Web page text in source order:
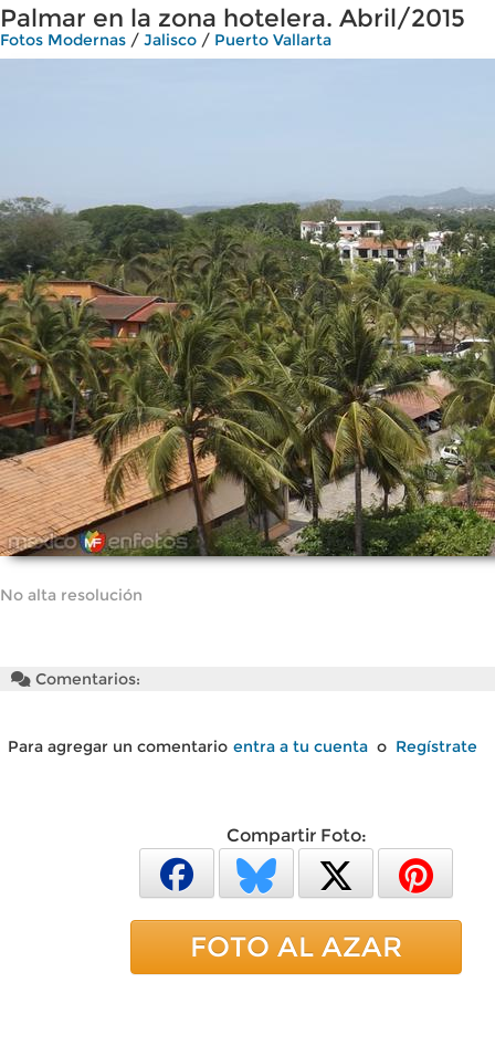
Palmar en la zona hotelera. Abril/2015
Fotos Modernas / Jalisco / Puerto Vallarta
No alta resolución
Comentarios:
Para agregar un comentario entra a tu cuenta o Regístrate
Compartir Foto:
FOTO AL AZAR